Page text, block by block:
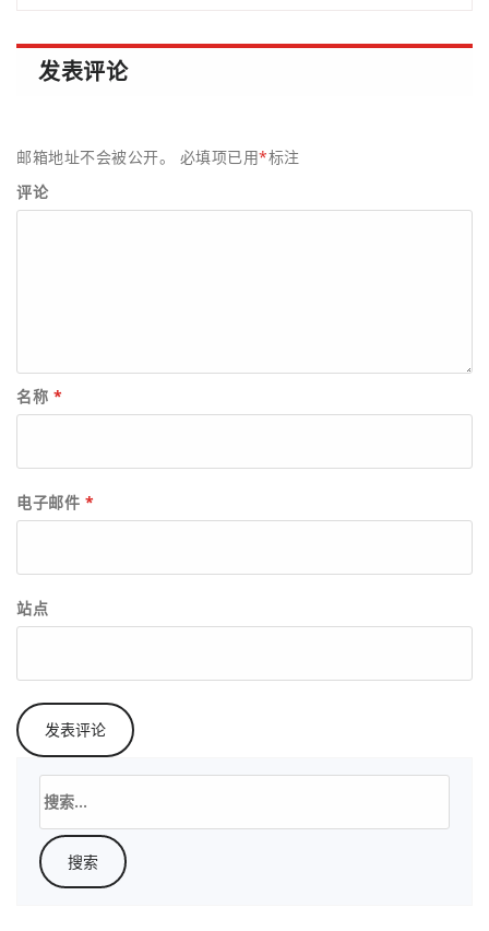
发表评论
邮箱地址不会被公开。 必填项已用*标注
评论
名称 *
电子邮件 *
站点
索：